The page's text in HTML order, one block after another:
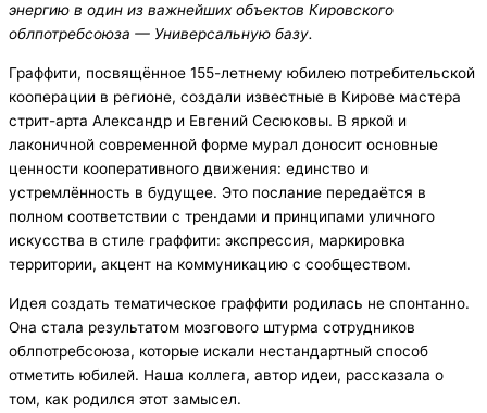
энергию в один из важнейших объектов Кировского
облпотребсоюза — Универсальную базу.
Граффити, посвящённое 155-летнему юбилею потребительской
кооперации в регионе, создали известные в Кирове мастера
стрит-арта Александр и Евгений Сесюковы. В яркой и
лаконичной современной форме мурал доносит основные
ценности кооперативного движения: единство и
устремлённость в будущее. Это послание передаётся в
полном соответствии с трендами и принципами уличного
искусства в стиле граффити: экспрессия, маркировка
территории, акцент на коммуникацию с сообществом.
Идея создать тематическое граффити родилась не спонтанно.
Она стала результатом мозгового штурма сотрудников
облпотребсоюза, которые искали нестандартный способ
отметить юбилей. Наша коллега, автор идеи, рассказала о
том, как родился этот замысел.